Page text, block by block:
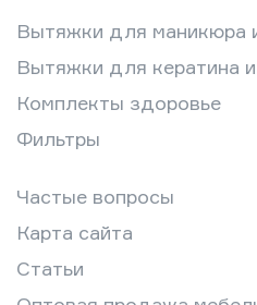
Вытяжки для маникюра
Вытяжки для кератина
Комплекты здоровье
Фильтры
Частые вопросы
Карта сайта
Статьи